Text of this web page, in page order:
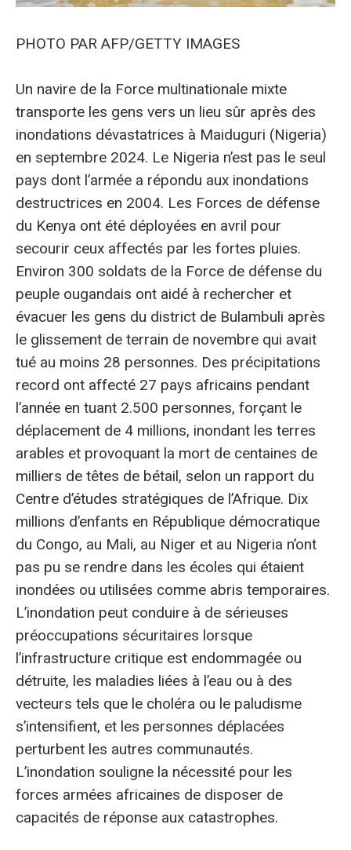
PHOTO PAR AFP/GETTY IMAGES
Un navire de la Force multinationale mixte
transporte les gens vers un lieu sûr après des
inondations dévastatrices à Maiduguri (Nigeria)
en septembre 2024. Le Nigeria n’est pas le seul
pays dont l’armée a répondu aux inondations
destructrices en 2004. Les Forces de défense
du Kenya ont été déployées en avril pour
secourir ceux affectés par les fortes pluies.
Environ 300 soldats de la Force de défense du
peuple ougandais ont aidé à rechercher et
évacuer les gens du district de Bulambuli après
le glissement de terrain de novembre qui avait
tué au moins 28 personnes. Des précipitations
record ont affecté 27 pays africains pendant
l’année en tuant 2.500 personnes, forçant le
déplacement de 4 millions, inondant les terres
arables et provoquant la mort de centaines de
milliers de têtes de bétail, selon un rapport du
Centre d’études stratégiques de l’Afrique. Dix
millions d’enfants en République démocratique
du Congo, au Mali, au Niger et au Nigeria n’ont
pas pu se rendre dans les écoles qui étaient
inondées ou utilisées comme abris temporaires.
L’inondation peut conduire à de sérieuses
préoccupations sécuritaires lorsque
l’infrastructure critique est endommagée ou
détruite, les maladies liées à l’eau ou à des
vecteurs tels que le choléra ou le paludisme
s’intensifient, et les personnes déplacées
perturbent les autres communautés.
L’inondation souligne la nécessité pour les
forces armées africaines de disposer de
capacités de réponse aux catastrophes.